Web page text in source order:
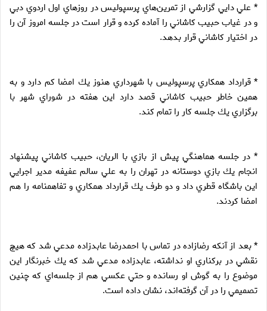
* علي دايي گزارشي از تمرين‌هاي پرسپوليس در روزهاي اول اردوي دبي
و در غياب حبيب كاشاني را آماده كرده و قرار است در جلسه امروز آن را
در اختيار كاشاني قرار بدهد.
* قرارداد همكاري پرسپوليس با شهرداري هنوز يك امضا كم دارد و به
همين خاطر حبيب كاشاني قصد دارد اين هفته در شوراي شهر با
برگزاري يك جلسه كار را تمام كند.
* در جلسه هماهنگي پيش از بازي با الريان، حبيب كاشاني پيشنهاد
انجام يك بازي دوستانه در تهران را به علي سالم عفيفه مدير اجرايي
اين باشگاه قطري داد و دو طرف يك قرارداد همكاري و تفاهمنامه را هم
امضا كردند.
* بعد از آنكه رضازاده در تماس با احمدرضا عابدزاده مدعي شد كه هيچ
نقشي در بركناري او نداشته، عابدزاده مدعي شد كه يك خبرنگار اين
موضوع را به گوش او رسانده و حتي عكسي هم از جلسه‌اي كه چنين
تصميمي را در آن گرفته‌اند، نشان داده است.